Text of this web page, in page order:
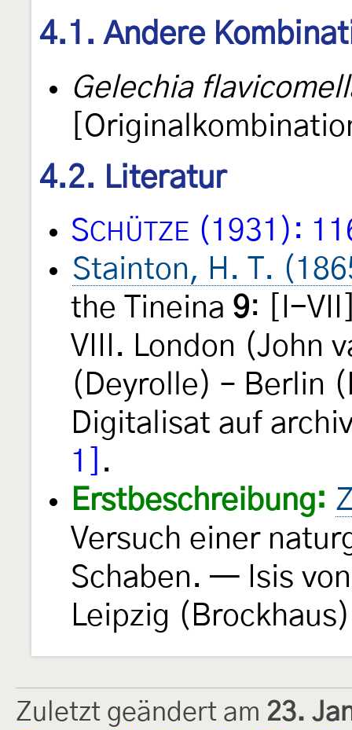
4.1. Andere
Gelechia
4.2. Literatur
SCHÜTZE (1931):
Stainton, H. T.
the Tineina 9: [I-
VIII. London (John
(Deyrolle) – Berlin
Digitalisat auf
1]
.
Erstbeschreibung:
Versuch einer
Schaben. — Isis
Leipzig
Zuletzt geändert am 23.